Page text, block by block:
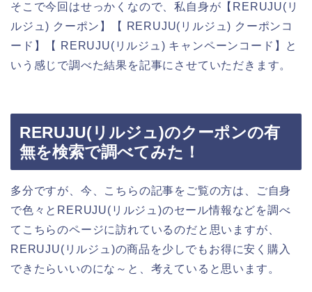
そこで今回はせっかくなので、私自身が【RERUJU(リ
ルジュ) クーポン】【 RERUJU(リルジュ) クーポンコ
ード】【 RERUJU(リルジュ) キャンペーンコード】と
いう感じで調べた結果を記事にさせていただきます。
RERUJU(リルジュ)のクーポンの有
無を検索で調べてみた！
多分ですが、今、こちらの記事をご覧の方は、ご自身
で色々とRERUJU(リルジュ)のセール情報などを調べ
てこちらのページに訪れているのだと思いますが、
RERUJU(リルジュ)の商品を少しでもお得に安く購入
できたらいいのにな～と、考えていると思います。